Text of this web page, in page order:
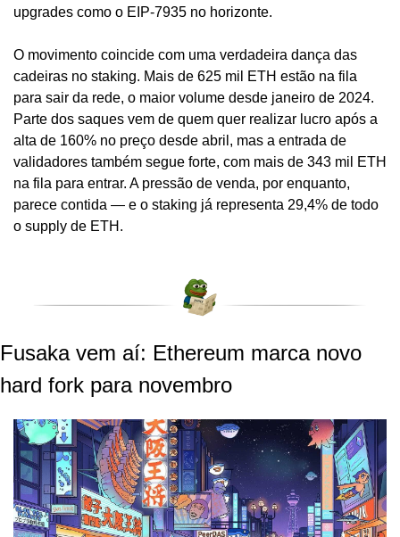
upgrades como o EIP-7935 no horizonte.
O movimento coincide com uma verdadeira dança das
cadeiras no staking. Mais de 625 mil ETH estão na fila
para sair da rede, o maior volume desde janeiro de 2024.
Parte dos saques vem de quem quer realizar lucro após a
alta de 160% no preço desde abril, mas a entrada de
validadores também segue forte, com mais de 343 mil ETH
na fila para entrar. A pressão de venda, por enquanto,
parece contida — e o staking já representa 29,4% de todo
o supply de ETH.
Fusaka vem aí: Ethereum marca novo
hard fork para novembro